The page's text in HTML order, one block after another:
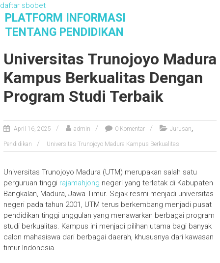
daftar sbobet
e
PLATFORM INFORMASI
TENTANG PENDIDIKAN
Universitas Trunojoyo Madura
Kampus Berkualitas Dengan
Program Studi Terbaik
April 16, 2025 admin 0 Komentar Jurusan,
Pendidikan Universitas Trunojoyo Madura Kampus Berkualitas
Universitas Trunojoyo Madura (UTM) merupakan salah satu
perguruan tinggi rajamahjong negeri yang terletak di Kabupaten
Bangkalan, Madura, Jawa Timur. Sejak resmi menjadi universitas
negeri pada tahun 2001, UTM terus berkembang menjadi pusat
pendidikan tinggi unggulan yang menawarkan berbagai program
studi berkualitas. Kampus ini menjadi pilihan utama bagi banyak
calon mahasiswa dari berbagai daerah, khususnya dari kawasan
timur Indonesia.